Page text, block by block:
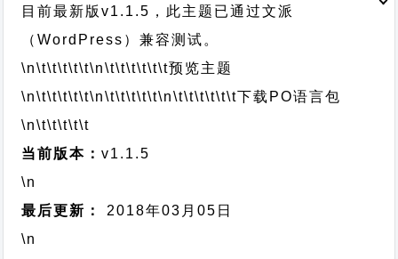
目前最新版v1.1.5，此主题已通过文派
（WordPress）兼容测试。
\n\t\t\t\t\t\n\t\t\t\t\t\t预览主题
\n\t\t\t\t\t\n\t\t\t\t\t\n\t\t\t\t\t\t下载PO语言包
\n\t\t\t\t\t
当前版本：v1.1.5
\n
最后更新：
2018年03月05日
\n